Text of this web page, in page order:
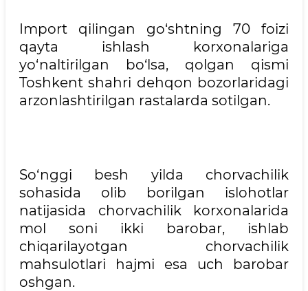
Import qilingan go‘shtning 70 foizi
qayta ishlash korxonalariga
yo‘naltirilgan bo‘lsa, qolgan qismi
Toshkent shahri dehqon bozorlaridagi
arzonlashtirilgan rastalarda sotilgan.
So‘nggi besh yilda chorvachilik
sohasida olib borilgan islohotlar
natijasida chorvachilik korxonalarida
mol soni ikki barobar, ishlab
chiqarilayotgan chorvachilik
mahsulotlari hajmi esa uch barobar
oshgan.